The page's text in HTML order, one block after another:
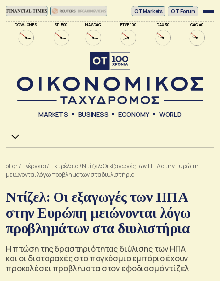
DOW JONES SP 500 NASDAQ FTSE 100 DAX 30 CAC 40
ΟΤ Markets OT Forum
MARKETS BUSINESS ECONOMY WORLD
Χ.Α.
ot.gr/ Ενέργεια/ Πετρέλαιο/Ντίζελ: Οι εξαγωγές των ΗΠΑ στην Ευρώπη
μειώνονται λόγω προβλημάτων στα διυλιστήρια
Ντίζελ: Οι εξαγωγές των ΗΠΑ
στην Ευρώπη μειώνονται λόγω
προβλημάτων στα διυλιστήρια
Η πτώση της δραστηριότητας διύλισης των ΗΠΑ
και οι διαταραχές στο παγκόσμιο εμπόριο έχουν
προκαλέσει προβλήματα στον εφοδιασμό ντίζελ